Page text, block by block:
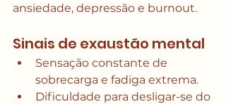
ansiedade, depressão e burnout.
Sinais de exaustão mental
Sensação constante de
sobrecarga e fadiga extrema.
Dificuldade para desligar-se do